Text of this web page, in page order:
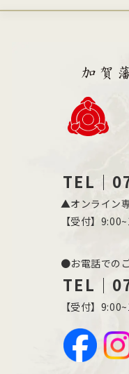
TEL｜
▲オンライン
【受付】
●お電話での
TEL｜
【受付】